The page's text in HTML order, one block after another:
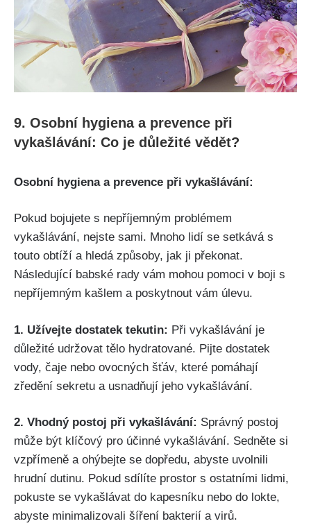
9. Osobní hygiena a prevence při
vykašlávání:‌ Co je důležité vědět?
Osobní hygiena‌ a ⁣prevence při vykašlávání:
Pokud bojujete s nepříjemným problémem
vykašlávání, nejste sami. ‍Mnoho ⁤lidí se setkává s
touto obtíží a ​hledá způsoby, jak ji překonat.
Následující babské rady vám mohou pomoci v ⁤boji s
⁤nepříjemným ‌kašlem a poskytnout vám úlevu.
1. Užívejte dostatek tekutin: Při vykašlávání je
důležité udržovat tělo hydratované. Pijte dostatek
vody, čaje nebo⁤ ovocných šťáv, které pomáhají
zředění sekretu⁢ a​ usnadňují jeho vykašlávání.
2. Vhodný postoj při vykašlávání: Správný postoj
může být ​klíčový pro účinné vykašlávání. Sedněte si
vzpřímeně a ohýbejte se dopředu, abyste‍ uvolnili
⁣hrudní dutinu. Pokud sdílíte prostor s ostatními lidmi,
pokuste se vykašlávat do kapesníku nebo do lokte,
abyste ​minimalizovali šíření bakterií a virů.